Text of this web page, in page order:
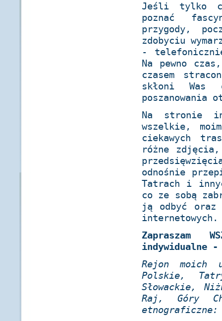
Jeśli tylko
poznać
przygody,
zdobyciu
-
Na pewno
czasem
skłoni Was
poszanowania
Na stronie
wszelkie,
ciekawych
różne
odnośnie
Tatrach i
co ze sobą
ją odbyć
internetowych.
Zapraszam
indywidualne -
Rejon moich
Polskie,
Słowackie,
Raj, Góry
etnograficzne: